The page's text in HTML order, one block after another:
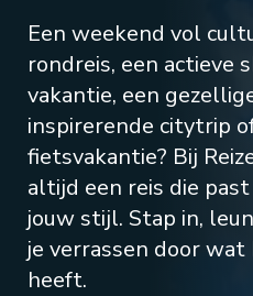
Een weekend vol
rondreis, een actieve
vakantie, een
inspirerende citytrip
fietsvakantie? Bij
altijd een reis die
jouw stijl. Stap in,
je verrassen door wat
heeft.